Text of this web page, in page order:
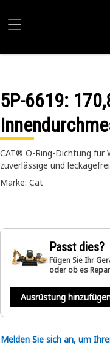
5P-6619:
CAT® O-Ring-Dichtung für
zuverlässige und
Marke: Cat
Passt dies?
Fügen Sie Ihr
oder ob es
Ausrüstung
Melden Sie sich an, um